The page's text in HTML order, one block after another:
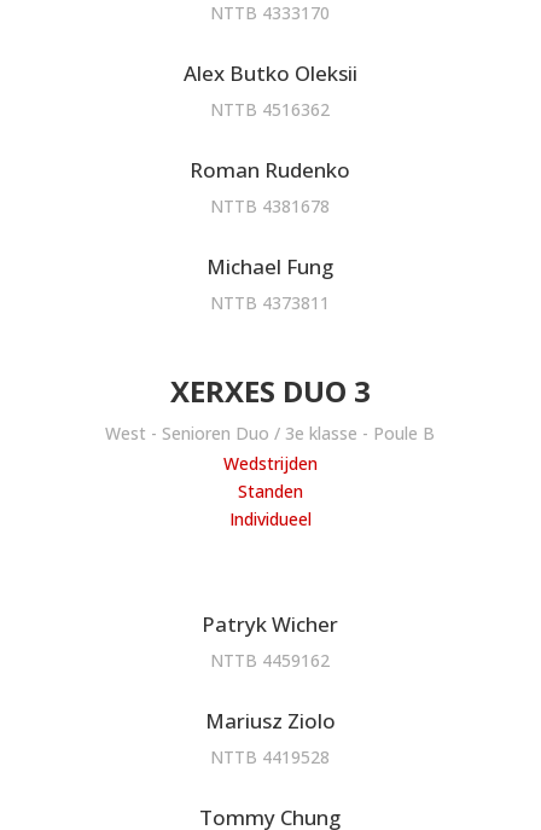
NTTB 4333170
Alex Butko Oleksii
NTTB 4516362
Roman Rudenko
NTTB 4381678
Michael Fung
NTTB 4373811
XERXES DUO 3
West - Senioren Duo / 3e klasse - Poule B
Wedstrijden
Standen
Individueel
Patryk Wicher
NTTB 4459162
Mariusz Ziolo
NTTB 4419528
Tommy Chung